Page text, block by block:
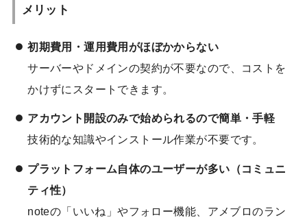
メリット
初期費用・運用費用がほぼかからない
サーバーやドメインの契約が不要なので、コストを
かけずにスタートできます。
アカウント開設のみで始められるので簡単・手軽
技術的な知識やインストール作業が不要です。
プラットフォーム自体のユーザーが多い（コミュニ
ティ性）
noteの「いいね」やフォロー機能、アメブロのラン